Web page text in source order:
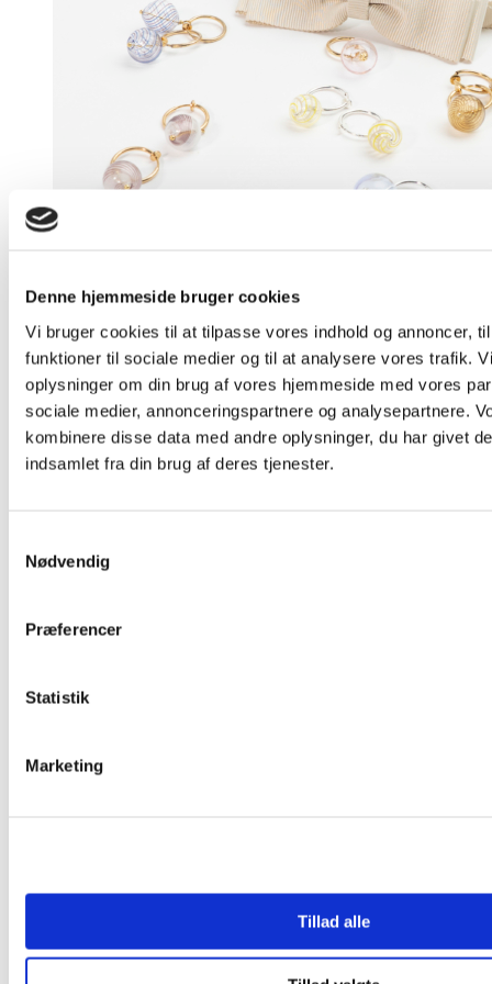
Denne hjemmeside bruger cookies
Vi bruger cookies til at tilpasse vores indhold og annoncer,
funktioner til sociale medier og til at analysere vores trafik.
oplysninger om din brug af vores hjemmeside med vores
sociale medier, annonceringspartnere og analysepartnere.
kombinere disse data med andre oplysninger, du har givet
indsamlet fra din brug af deres tjenester.
Nødvendig
Præferencer
Statistik
Marketing
Tillad alle
varesiden
Creol til uden huller – Bubble
Hoop 17 mm
360,00kr.
Dette